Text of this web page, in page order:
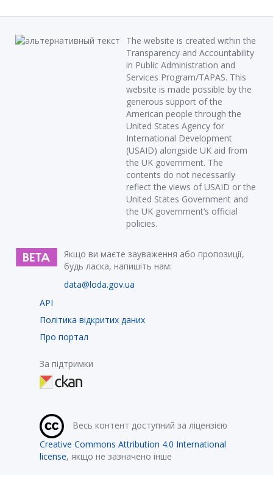
The website is created within the
Transparency and Accountability
in Public Administration and
Services Program/TAPAS. This
website is made possible by the
generous support of the
American people through the
United States Agency for
International Development
(USAID) alongside UK aid from
the UK government. The
contents do not necessarily
reflect the views of USAID or the
United States Government and
the UK government’s official
policies.
Якщо ви маєте зауваження або пропозиції,
будь ласка, напишіть нам:
data@loda.gov.ua
API
Політика відкритих даних
Про портал
За підтримки
Весь контент доступний за ліцензією
Creative Commons Attribution 4.0 International
license, якщо не зазначено інше